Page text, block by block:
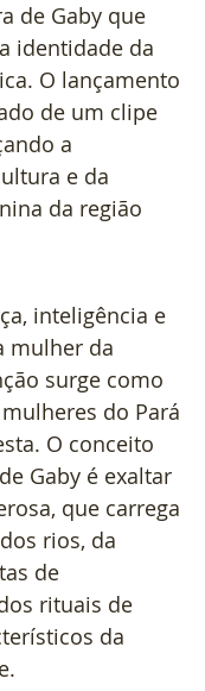
de Gaby que
identidade da
O lançamento
de um clipe
a
e da
da região
inteligência e
mulher da
surge como
do Pará
O conceito
Gaby é exaltar
que carrega
rios, da
de
rituais de
da